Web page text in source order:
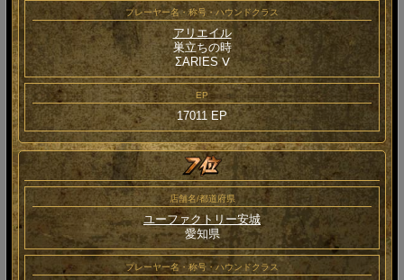
プレーヤー名・称号・ハウンドクラス
アリエイル
巣立ちの時
ΣARIES Ⅴ
EP
17011 EP
店舗名/都道府県
ユーファクトリー安城
愛知県
プレーヤー名・称号・ハウンドクラス